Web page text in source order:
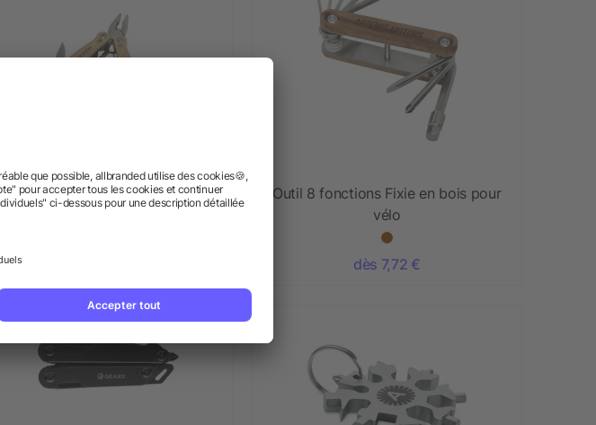
12 fonctions taille moyenne
Anderson en bois
Outil 8 fonctions Fixie en bois pour
vélo
dès 7,72 €